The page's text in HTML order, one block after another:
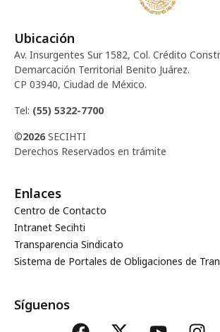
Ubicación
Av. Insurgentes Sur 1582, Col. Crédito
Demarcación Territorial Benito Juárez.
CP 03940, Ciudad de México.
Tel: (55) 5322-7700
©2026 SECIHTI
Derechos Reservados en trámite
Enlaces
Centro de Contacto
Intranet Secihti
Transparencia Sindicato
Sistema de Portales de Obligaciones de
Síguenos